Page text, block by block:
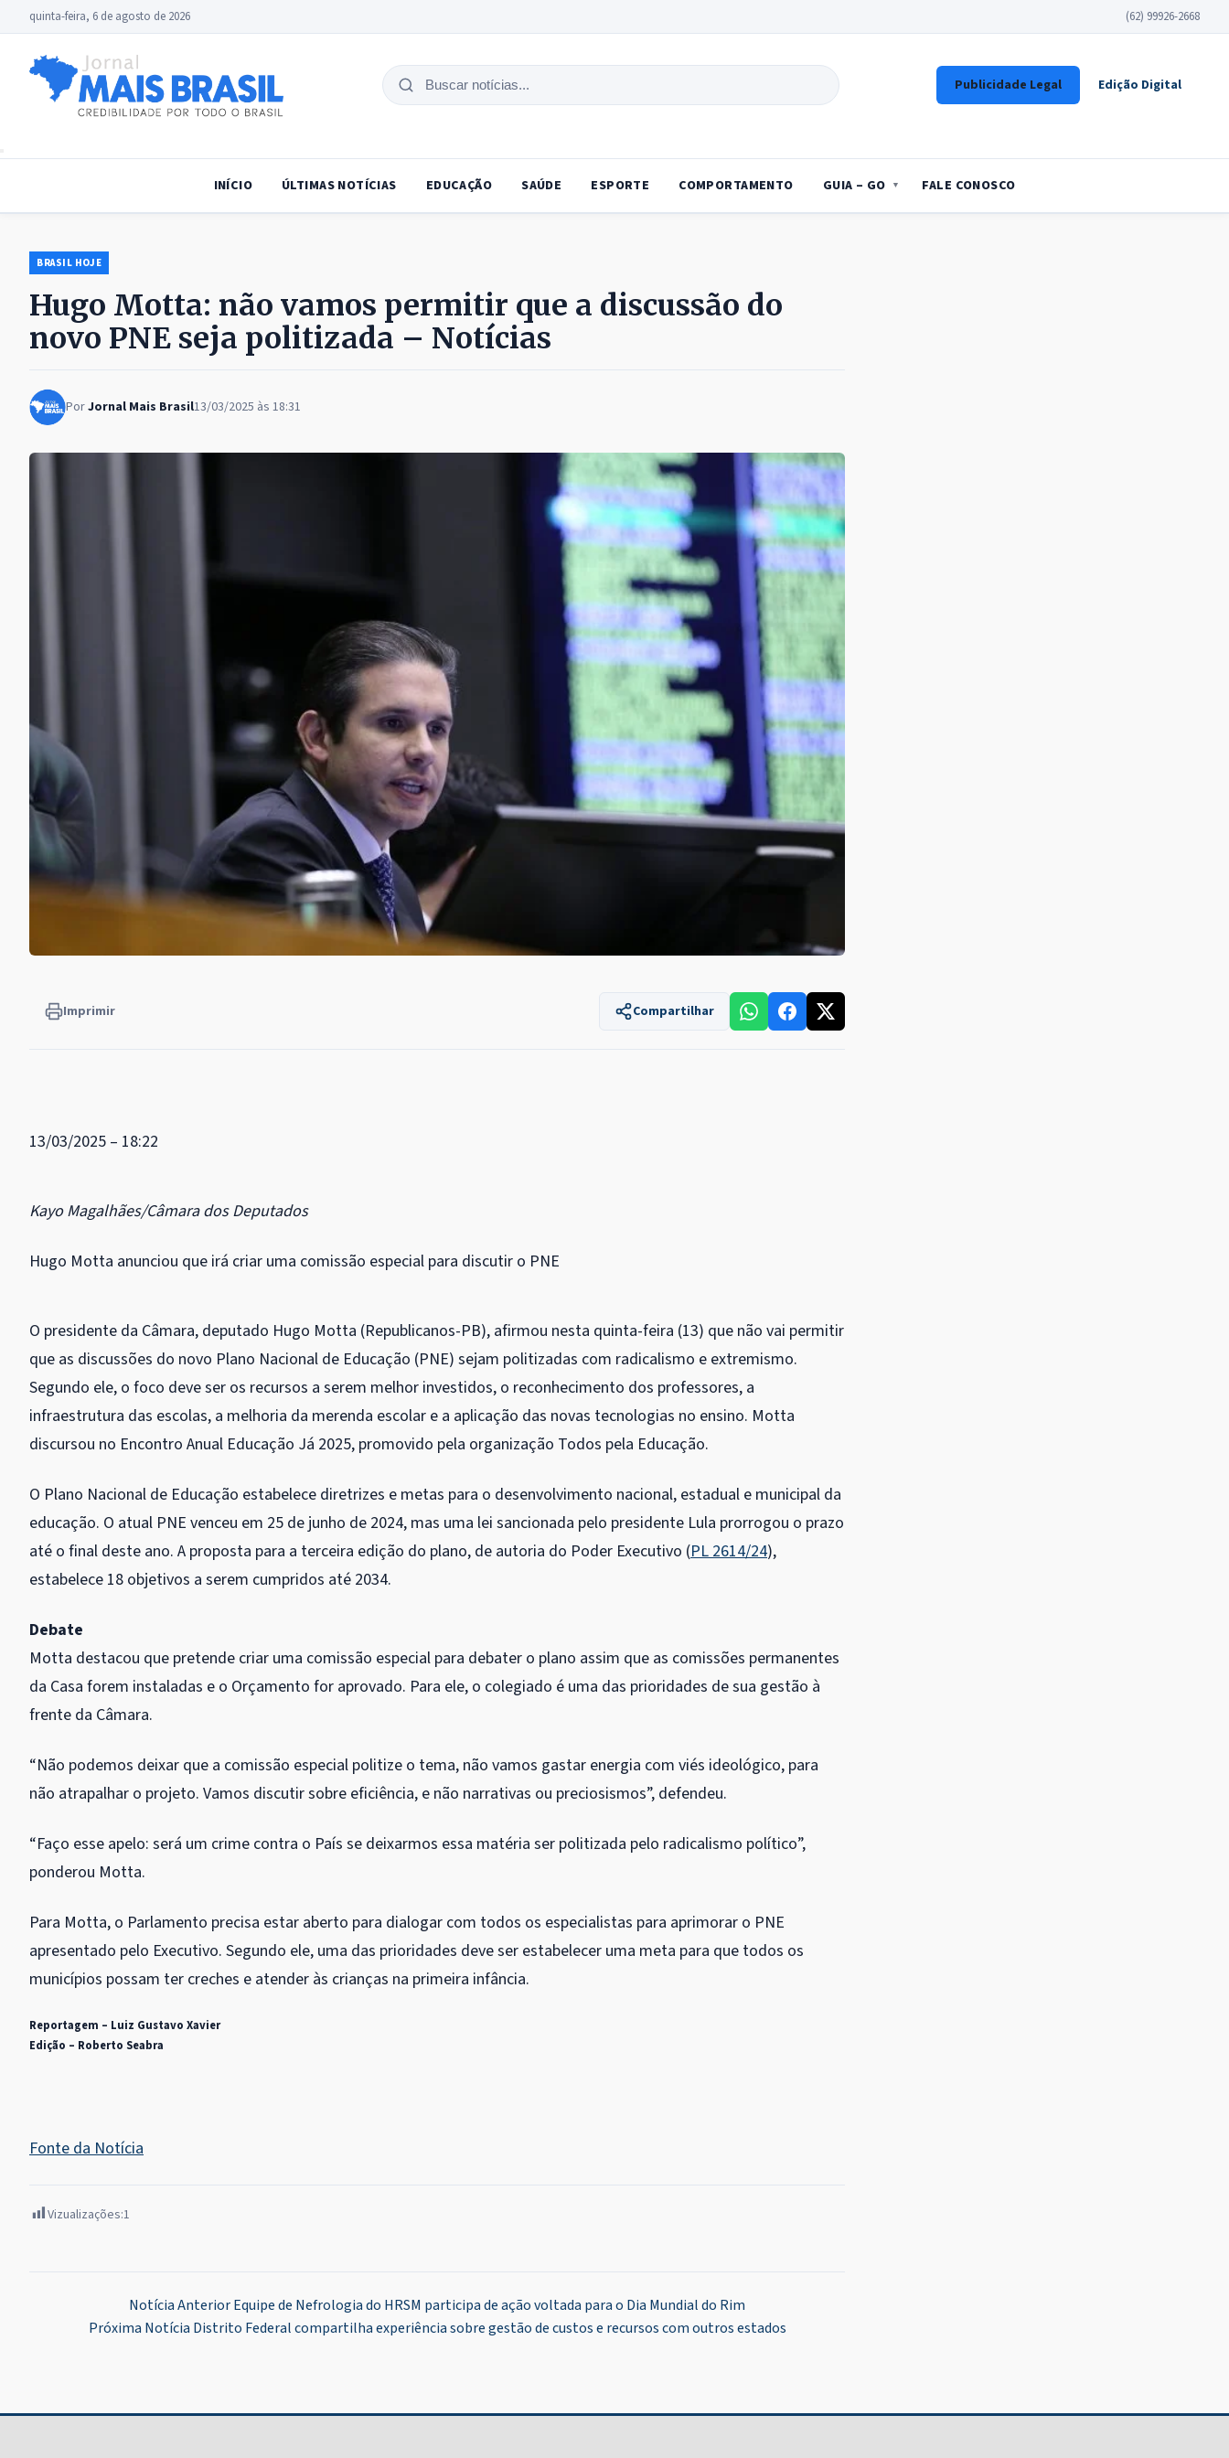
quinta-feira, 6 de agosto de 2026 (62) 99926-2668
Buscar
Publicidade Legal Edição Digital
INÍCIO ÚLTIMAS NOTÍCIAS EDUCAÇÃO SAÚDE ESPORTE COMPORTAMENTO GUIA – GO FALE CONOSCO
BRASIL HOJE
Hugo Motta: não vamos permitir que a discussão do
novo PNE seja politizada – Notícias
PorJornal Mais Brasil13/03/2025 às 18:31
Imprimir Compartilhar
13/03/2025 – 18:22
Kayo Magalhães/Câmara dos Deputados
Hugo Motta anunciou que irá criar uma comissão especial para discutir o PNE
O presidente da Câmara, deputado Hugo Motta (Republicanos-PB), afirmou nesta quinta-feira (13) que não vai permitir
que as discussões do novo Plano Nacional de Educação (PNE) sejam politizadas com radicalismo e extremismo.
Segundo ele, o foco deve ser os recursos a serem melhor investidos, o reconhecimento dos professores, a
infraestrutura das escolas, a melhoria da merenda escolar e a aplicação das novas tecnologias no ensino. Motta
discursou no Encontro Anual Educação Já 2025, promovido pela organização Todos pela Educação.
O Plano Nacional de Educação estabelece diretrizes e metas para o desenvolvimento nacional, estadual e municipal da
educação. O atual PNE venceu em 25 de junho de 2024, mas uma lei sancionada pelo presidente Lula prorrogou o prazo
até o final deste ano. A proposta para a terceira edição do plano, de autoria do Poder Executivo (PL 2614/24),
estabelece 18 objetivos a serem cumpridos até 2034.
Debate
Motta destacou que pretende criar uma comissão especial para debater o plano assim que as comissões permanentes
da Casa forem instaladas e o Orçamento for aprovado. Para ele, o colegiado é uma das prioridades de sua gestão à
frente da Câmara.
“Não podemos deixar que a comissão especial politize o tema, não vamos gastar energia com viés ideológico, para
não atrapalhar o projeto. Vamos discutir sobre eficiência, e não narrativas ou preciosismos”, defendeu.
“Faço esse apelo: será um crime contra o País se deixarmos essa matéria ser politizada pelo radicalismo político”,
ponderou Motta.
Para Motta, o Parlamento precisa estar aberto para dialogar com todos os especialistas para aprimorar o PNE
apresentado pelo Executivo. Segundo ele, uma das prioridades deve ser estabelecer uma meta para que todos os
municípios possam ter creches e atender às crianças na primeira infância.
Reportagem – Luiz Gustavo Xavier
Edição – Roberto Seabra
Fonte da Notícia
Vizualizações:1
NavegaçãoNotícia AnteriorEquipe de Nefrologia do HRSM participa de ação voltada para o Dia Mundial do Rim
Próxima Notícia Distrito Federal compartilha experiência sobre gestão de custos e recursos com outros estados